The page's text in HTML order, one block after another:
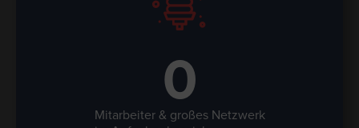
Mitarbeiter & großes Netzwerk
im Aufgabenbereich
0